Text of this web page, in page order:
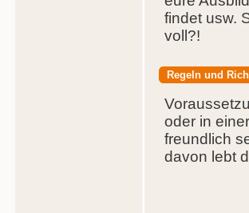
findet usw.
voll?!
Regeln und
oder in
freundlich
davon lebt